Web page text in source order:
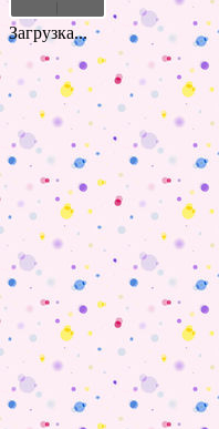
Загрузка...